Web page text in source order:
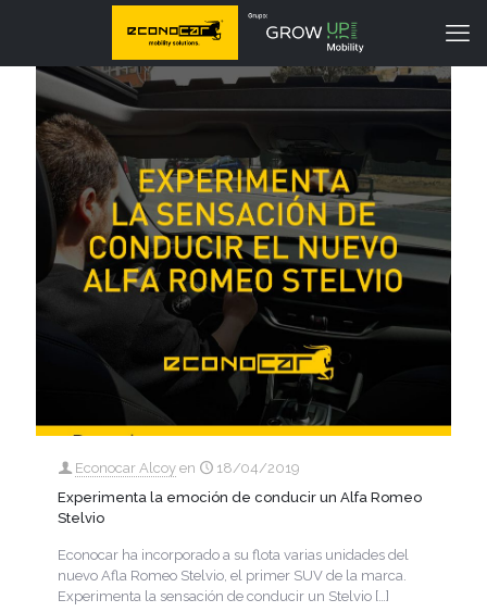
Econocar Alcoy en
18/04/2019
Experimenta la emoción de conducir un Alfa Romeo
Stelvio
Econocar ha incorporado a su flota varias unidades del
nuevo Afla Romeo Stelvio, el primer SUV de la marca.
Experimenta la sensación de conducir un Stelvio […]